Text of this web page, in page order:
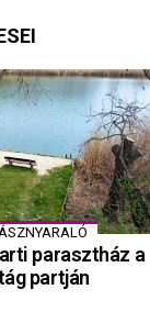
parasztház a
partján